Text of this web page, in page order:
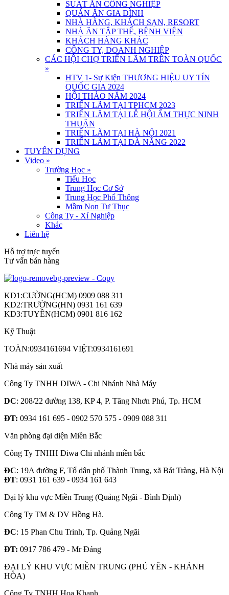
SUẤT ĂN CÔNG NGHIỆP
QUÁN ĂN GIA ĐÌNH
NHÀ HÀNG, KHÁCH SẠN, RESORT
NHÀ ĂN TẬP THỂ, BỆNH VIỆN
KHÁCH HÀNG KHÁC
CÔNG TY, DOANH NGHIỆP
CÁC HỘI CHỢ TRIỂN LÃM TRÊN TOÀN QUỐC
»
HTV 1- Sự Kiện THƯƠNG HIỆU UY TÍN
QUỐC GIA 2024
HỘI THẢO NĂM 2024
TRIỂN LÃM TẠI TPHCM 2023
TRIỂN LÃM TẠI LỄ HỘI ẨM THỰC NINH
THUẬN
TRIỂN LÃM TẠI HÀ NỘI 2021
TRIỂN LÃM TẠI ĐÀ NẴNG 2022
TUYỂN DỤNG
Video »
Trường Học »
Tiểu Học
Trung Học Cơ Sở
Trung Học Phổ Thông
Mầm Non Tư Thục
Công Ty - Xí Nghiệp
Khác
Liên hệ
Hỗ trợ trực tuyến
Tư vấn bán hàng
KD1:CƯỜNG(HCM) 0909 088 311
KD2:TRƯỜNG(HN) 0931 161 639
KD3:TUYỀN(HCM) 0901 816 162
Kỹ Thuật
TOÀN:0934161694 VIỆT:0934161691
Nhà máy sản xuất
Công Ty TNHH DIWA - Chi Nhánh Nhà Máy
DC: 208/22 đường 138, KP 4, P. Tăng Nhơn Phú, Tp. HCM
ĐT: 0934 161 695 - 0902 570 575 - 0909 088 311
Văn phòng đại diện Miền Bắc
Công Ty TNHH Diwa Chi nhánh miền bắc
ĐC: 19A đường F, Tổ dân phố Thành Trung, xã Bát Tràng, Hà Nội
ĐT: 0931 161 639 - 0934 161 643
Đại lý khu vực Miền Trung (Quảng Ngãi - Bình Định)
Công Ty TM & DV Hồng Hà.
ĐC: 15 Phan Chu Trinh, Tp. Quảng Ngãi
ĐT: 0917 786 479 - Mr Đáng
ĐẠI LÝ KHU VỰC MIỀN TRUNG (PHÚ YÊN - KHÁNH
HÒA)
Công Ty TNHH Hoa Khanh